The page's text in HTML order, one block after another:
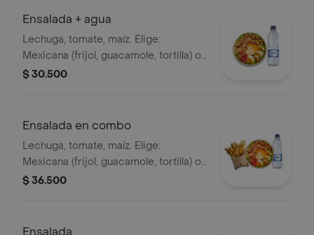
Ensalada + agua
Lechuga, tomate, maíz. Elige:
Mexicana (frijol, guacamole, tortilla) o
Campestre (quesos, huevo, pepinillos)
alimentos de origen animal) + agua
$ 30.500
Ensalada en combo
Lechuga, tomate, maíz. Elige:
Mexicana (frijol, guacamole, tortilla) o
Campestre (quesos, huevo, pepinillos)
alimentos de origen animal) + papas
$ 36.500
Ensalada